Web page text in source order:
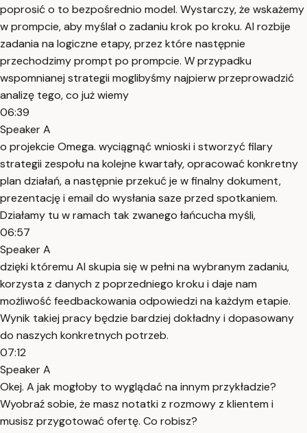
poprosić o to bezpośrednio model. Wystarczy, że wskażemy
w prompcie, aby myślał o zadaniu krok po kroku. AI rozbije
zadania na logiczne etapy, przez które następnie
przechodzimy prompt po prompcie. W przypadku
wspomnianej strategii moglibyśmy najpierw przeprowadzić
analizę tego, co już wiemy
06:39
Speaker A
o projekcie Omega. wyciągnąć wnioski i stworzyć filary
strategii zespołu na kolejne kwartały, opracować konkretny
plan działań, a następnie przekuć je w finalny dokument,
prezentację i email do wysłania saze przed spotkaniem.
Działamy tu w ramach tak zwanego łańcucha myśli,
06:57
Speaker A
dzięki któremu AI skupia się w pełni na wybranym zadaniu,
korzysta z danych z poprzedniego kroku i daje nam
możliwość feedbackowania odpowiedzi na każdym etapie.
Wynik takiej pracy będzie bardziej dokładny i dopasowany
do naszych konkretnych potrzeb.
07:12
Speaker A
Okej. A jak mogłoby to wyglądać na innym przykładzie?
Wyobraź sobie, że masz notatki z rozmowy z klientem i
musisz przygotować ofertę. Co robisz?